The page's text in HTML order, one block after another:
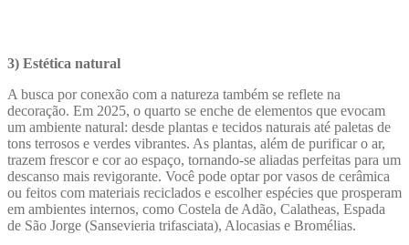
3) Estética natural
A busca por conexão com a natureza também se reflete na
decoração. Em 2025, o quarto se enche de elementos que evocam
um ambiente natural: desde plantas e tecidos naturais até paletas de
tons terrosos e verdes vibrantes. As plantas, além de purificar o ar,
trazem frescor e cor ao espaço, tornando-se aliadas perfeitas para um
descanso mais revigorante. Você pode optar por vasos de cerâmica
ou feitos com materiais reciclados e escolher espécies que prosperam
em ambientes internos, como Costela de Adão, Calatheas, Espada
de São Jorge (Sansevieria trifasciata), Alocasias e Bromélias.